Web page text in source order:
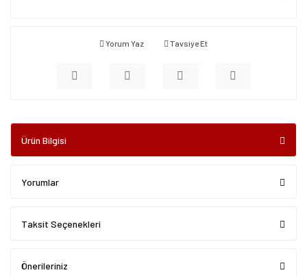
Yorum Yaz Tavsiye Et
Ürün Bilgisi
Yorumlar
Taksit Seçenekleri
Önerileriniz